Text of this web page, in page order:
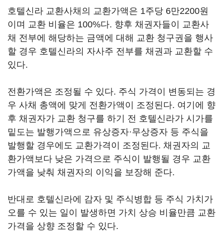
호텔신라 교환사채의 교환가액은 1주당 6만2200원
이며 교환 비율은 100%다. 향후 채권자들이 교환사
채 전부에 해당하는 금액에 대해 교환 청구권을 행사
할 경우 호텔신라의 자사주 전부를 채권과 교환할 수
있다.
전환가액은 조정될 수 있다. 주식 가격이 변동되는 경
우 사채 총액에 맞게 전환가액이 조정된다. 여기에 향
후 채권자가 교환 청구를 하기 전 호텔신라가 시가를
밑도는 발행가액으로 유상증자·무상증자 등 주식을
발행할 경우에도 교환가격이 조정된다. 채권자의 교
환가액보다 낮은 가격으로 주식이 발행될 경우 교환
가액을 낮춰 채권자의 이익을 보장해 준다.
반대로 호텔신라에 감자 및 주식병합 등 주식 가치가
오를 수 있는 일이 발생하면 가치 상승 비율만큼 교환
가격을 상향 조정할 수 있다.